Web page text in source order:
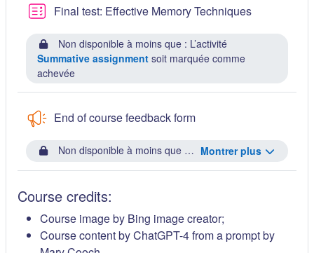
Final test: Effective Memory Techniques
Non disponible à moins que : L’activité
Summative assignment soit marquée comme
achevée
End of course feedback form
Montrer plus
Non disponible à moins que : L’activité Final test:
Course credits:
Course image by Bing image creator;
Course content by ChatGPT-4 from a prompt by